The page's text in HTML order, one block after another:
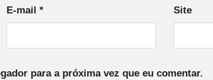
E-mail* Site
para a próxima vez que eu comentar.